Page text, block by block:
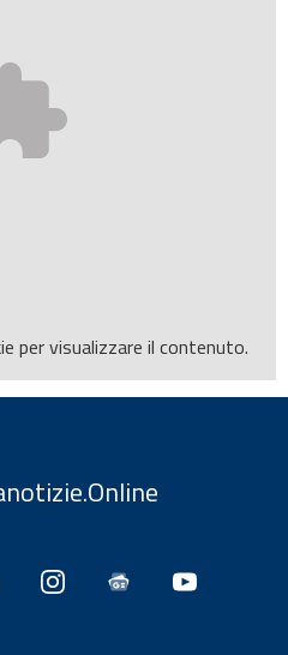
per visualizzare il contenuto.